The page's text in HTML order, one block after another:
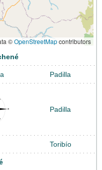
©OpenStreetMapcontributors
Padilla
Padilla
Toribío